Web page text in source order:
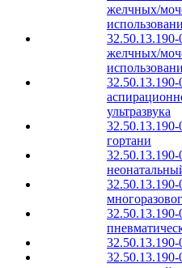
желчных/
32.50.13.190-
желчных/
32.50.13.190-
ультразвука
32.50.13.190-
гортани
32.50.13.190-
32.50.13.190-
32.50.13.190-
32.50.13.190-
32.50.13.190-